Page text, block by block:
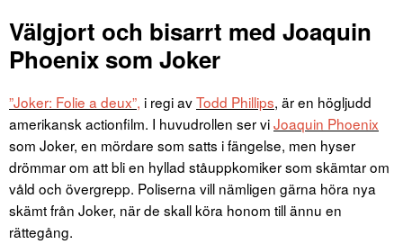
Välgjort och bisarrt med Joaquin
Phoenix som Joker
”Joker: Folie a deux”, i regi avTodd Phillips, är en högljudd
amerikansk actionfilm. I huvudrollen ser viJoaquin Phoenix
som Joker, en mördare som satts i fängelse, men hyser
drömmar om att bli en hyllad ståuppkomiker som skämtar om
våld och övergrepp. Poliserna vill nämligen gärna höra nya
skämt från Joker, när de skall köra honom till ännu en
rättegång.